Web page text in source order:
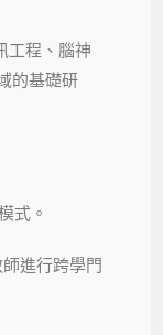
工程、腦神
的基礎研
式。
進行跨學門